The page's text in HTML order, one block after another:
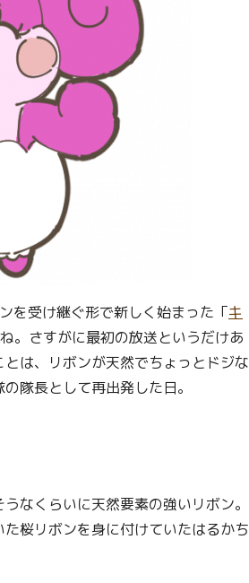
を受け継ぐ形で新しく始まった「キ
。さすがに最初の放送というだけあ
は、リボンが天然でちょっとドジな
隊長として再出発した日。
なくらいに天然要素の強いリボン。
桜リボンを身に付けていたはるかち